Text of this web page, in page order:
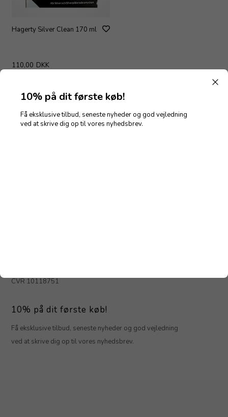
Hagerty Silver Clean 170 ml
110,00 DKK
CVR 10118751
10% på dit første køb!
Få eksklusive tilbud, seneste nyheder og god vejledning
ved at skrive dig op til vores nyhedsbrev.
10% på dit første køb!
Få eksklusive tilbud, seneste nyheder og god vejledning
ved at skrive dig op til vores nyhedsbrev.